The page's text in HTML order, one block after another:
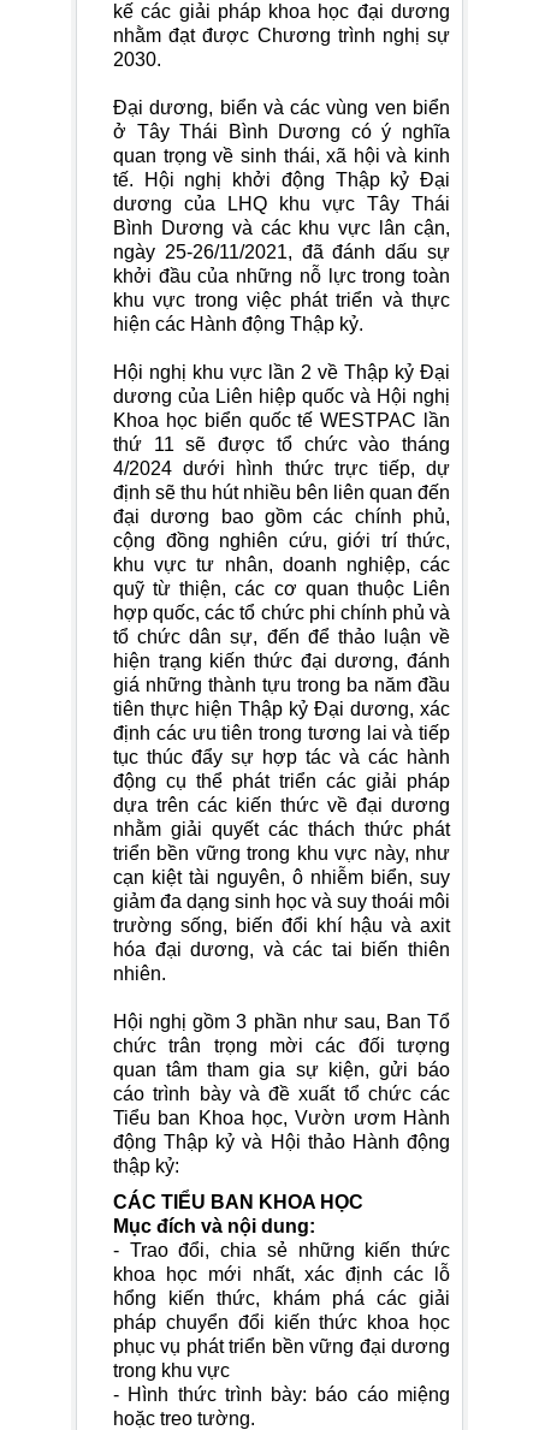
kế các giải pháp khoa học đại dương
nhằm đạt được Chương trình nghị sự
2030.
Đại dương, biển và các vùng ven biển
ở Tây Thái Bình Dương có ý nghĩa
quan trọng về sinh thái, xã hội và kinh
tế. Hội nghị khởi động Thập kỷ Đại
dương của LHQ khu vực Tây Thái
Bình Dương và các khu vực lân cận,
ngày 25-26/11/2021, đã đánh dấu sự
khởi đầu của những nỗ lực trong toàn
khu vực trong việc phát triển và thực
hiện các Hành động Thập kỷ.
Hội nghị khu vực lần 2 về Thập kỷ Đại
dương của Liên hiệp quốc và Hội nghị
Khoa học biển quốc tế WESTPAC lần
thứ 11 sẽ được tổ chức vào tháng
4/2024 dưới hình thức trực tiếp, dự
định sẽ thu hút nhiều bên liên quan đến
đại dương bao gồm các chính phủ,
cộng đồng nghiên cứu, giới trí thức,
khu vực tư nhân, doanh nghiệp, các
quỹ từ thiện, các cơ quan thuộc Liên
hợp quốc, các tổ chức phi chính phủ và
tổ chức dân sự, đến để thảo luận về
hiện trạng kiến thức đại dương, đánh
giá những thành tựu trong ba năm đầu
tiên thực hiện Thập kỷ Đại dương, xác
định các ưu tiên trong tương lai và tiếp
tục thúc đẩy sự hợp tác và các hành
động cụ thể phát triển các giải pháp
dựa trên các kiến thức về đại dương
nhằm giải quyết các thách thức phát
triển bền vững trong khu vực này, như
cạn kiệt tài nguyên, ô nhiễm biển, suy
giảm đa dạng sinh học và suy thoái môi
trường sống, biến đổi khí hậu và axit
hóa đại dương, và các tai biến thiên
nhiên.
Hội nghị gồm 3 phần như sau, Ban Tổ
chức trân trọng mời các đối tượng
quan tâm tham gia sự kiện, gửi báo
cáo trình bày và đề xuất tổ chức các
Tiểu ban Khoa học, Vườn ươm Hành
động Thập kỷ và Hội thảo Hành động
thập kỷ:
CÁC TIỂU BAN KHOA HỌC
Mục đích và nội dung:
- Trao đổi, chia sẻ những kiến thức
khoa học mới nhất, xác định các lỗ
hổng kiến thức, khám phá các giải
pháp chuyển đổi kiến thức khoa học
phục vụ phát triển bền vững đại dương
trong khu vực
- Hình thức trình bày: báo cáo miệng
hoặc treo tường.